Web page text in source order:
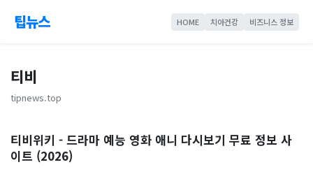
팁뉴스 HOME 치아건강 비즈니스 정보
티비
tipnews.top
티비위키 - 드라마 예능 영화 애니 다시보기 무료 정보 사
이트 (2026)